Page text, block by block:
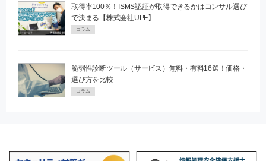
取得率100％！ISMS認証が取得できるかはコンサル選び
で決まる【株式会社UPF】
コラム
脆弱性診断ツール（サービス）無料・有料16選！価格・
選び方を比較
コラム